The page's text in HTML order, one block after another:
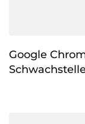
Google